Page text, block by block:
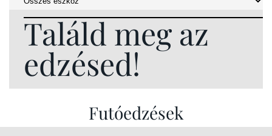
Találd meg az
edzésed!
Futóedzések